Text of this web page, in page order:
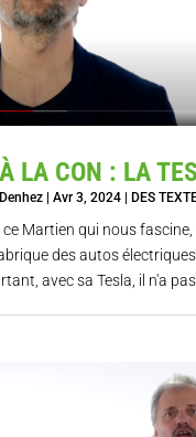
À LA CON : LA
| Avr 3, 2024| DES
ce Martien qui nous fascine,
des autos
avec sa Tesla, il n'a